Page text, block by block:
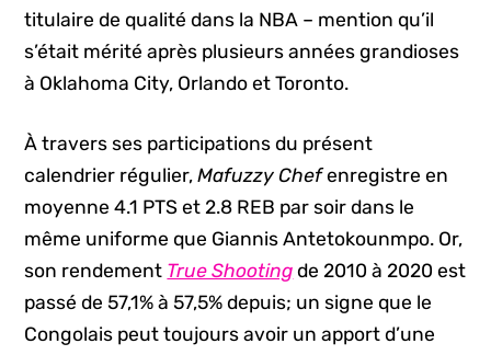
titulaire de qualité dans la NBA – mention qu’il
s’était mérité après plusieurs années grandioses
à Oklahoma City, Orlando et Toronto.
À travers ses participations du présent
calendrier régulier,Mafuzzy Chefenregistre en
moyenne 4.1 PTS et 2.8 REB par soir dans le
même uniforme que Giannis Antetokounmpo. Or,
son rendement True Shooting de 2010 à 2020 est
passé de 57,1% à 57,5% depuis; un signe que le
Congolais peut toujours avoir un apport d’une